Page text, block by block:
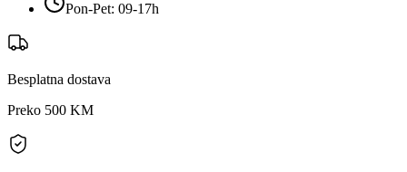
Pon-Pet: 09-17h
Besplatna dostava
Preko 500 KM